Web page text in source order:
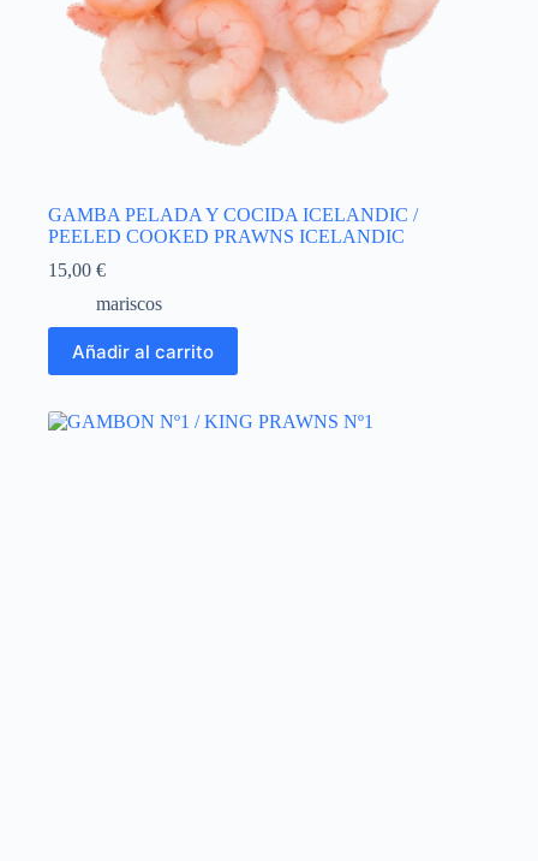
GAMBA PELADA Y COCIDA ICELANDIC /
PEELED COOKED PRAWNS ICELANDIC
15,00 €
mariscos
Añadir al carrito